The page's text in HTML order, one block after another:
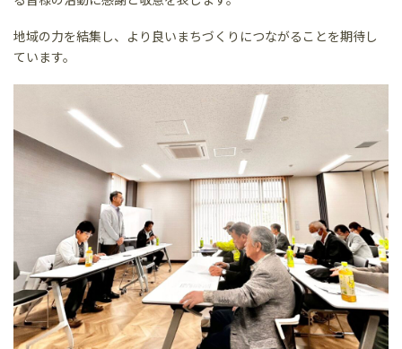
地域の力を結集し、より良いまちづくりにつながることを期待し
ています。